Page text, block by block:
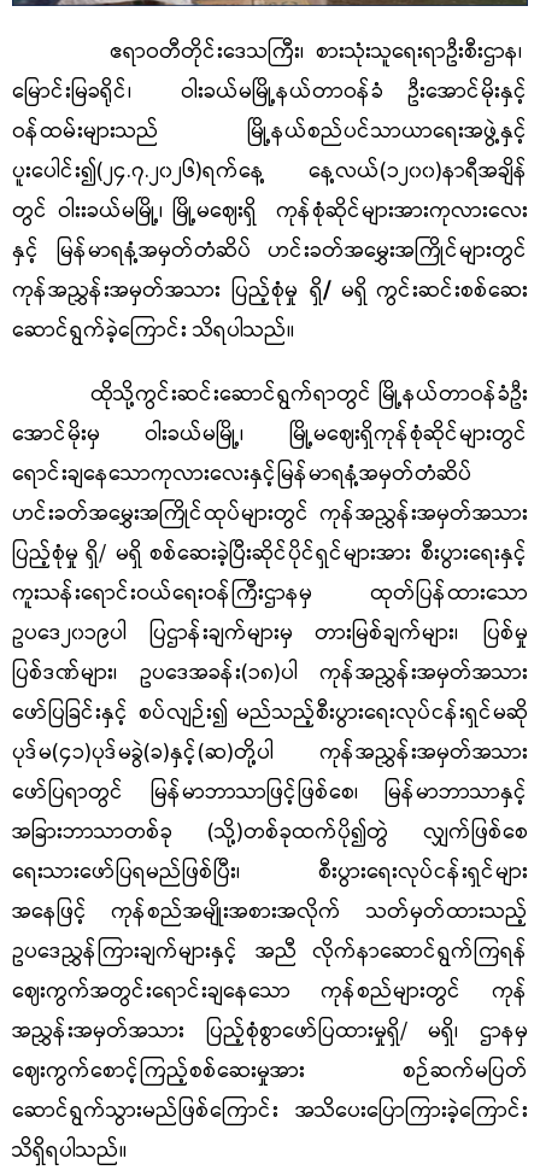
ဧရာဝတီတိုင်းဒေသကြီး၊ စားသုံးသူရေးရာဦးစီးဌာန၊
မြောင်းမြခရိုင်၊ ဝါးခယ်မမြို့နယ်တာဝန်ခံ ဦးအောင်မိုးနှင့်
ဝန်ထမ်းများသည် မြို့နယ်စည်ပင်သာယာရေးအဖွဲ့နှင့်
ပူးပေါင်း၍(၂၄.၇.၂၀၂၆)ရက်နေ့ နေ့လယ်(၁၂၀၀)နာရီအချိန်
တွင် ဝါးးခယ်မမြို့၊ မြို့မဈေးရှိ ကုန်စုံဆိုင်များအားကုလားလေး
နှင့် မြန်မာရနံ့အမှတ်တံဆိပ် ဟင်းခတ်အမွှေးအကြိုင်များတွင်
ကုန်အညွှန်းအမှတ်အသား ပြည့်စုံမှု ရှိ/ မရှိ ကွင်းဆင်းစစ်ဆေး
ဆောင်ရွက်ခဲ့ကြောင်း သိရပါသည်။
ထိုသို့ကွင်းဆင်းဆောင်ရွက်ရာတွင် မြို့နယ်တာဝန်ခံဦး
အောင်မိုးမှ
ဝါးခယ်မမြို့၊ မြို့မဈေးရှိကုန်စုံဆိုင်များတွင်
ရောင်းချနေသောကုလားလေးနှင့်မြန်မာရနံ့အမှတ်တံဆိပ်
ဟင်းခတ်အမွှေးအကြိုင်ထုပ်များတွင် ကုန်အညွှန်းအမှတ်အသား
ပြည့်စုံမှု ရှိ/ မရှိ စစ်ဆေးခဲ့ပြီးဆိုင်ပိုင်ရှင်များအား စီးပွားရေးနှင့်
ကူးသန်းရောင်းဝယ်ရေးဝန်ကြီးဌာနမှ ထုတ်ပြန်ထားသော
ဥပဒေ၂၀၁၉ပါ
ပြဌာန်းချက်များမှ
တားမြစ်ချက်များ၊ ပြစ်မှု
ပြစ်ဒဏ်များ၊ ဥပဒေအခန်း(၁၈)ပါ ကုန်အညွှန်းအမှတ်အသား
ဖော်ပြခြင်းနှင့် စပ်လျဉ်း၍ မည်သည့်စီးပွားရေးလုပ်ငန်းရှင်မဆို
ပုဒ်မ(၄၁)ပုဒ်မခွဲ(ခ)နှင့်(ဆ)တို့ပါ ကုန်အညွှန်းအမှတ်အသား
ဖော်ပြရာတွင် မြန်မာဘာသာဖြင့်ဖြစ်စေ၊ မြန်မာဘာသာနှင့်
အခြားဘာသာတစ်ခု
(သို့)တစ်ခုထက်ပို၍တွဲ
လျှက်ဖြစ်စေ
ရေးသားဖော်ပြရမည်ဖြစ်ပြီး၊ စီးပွားရေးလုပ်ငန်းရှင်များ
အနေဖြင့်
ကုန်စည်အမျိုးအစားအလိုက် သတ်မှတ်ထားသည့်
ဥပဒေညွှန်ကြားချက်များနှင့် အညီ လိုက်နာဆောင်ရွက်ကြရန်
ဈေးကွက်အတွင်းရောင်းချနေသော ကုန်စည်များတွင် ကုန်
အညွှန်းအမှတ်အသား ပြည့်စုံစွာဖော်ပြထားမှုရှိ/ မရှိ၊ ဌာနမှ
ဈေးကွက်စောင့်ကြည့်စစ်ဆေးမှုအား စဉ်ဆက်မပြတ်
ဆောင်ရွက်သွားမည်ဖြစ်ကြောင်း အသိပေးပြောကြားခဲ့ကြောင်း
သိရှိရပါသည်။